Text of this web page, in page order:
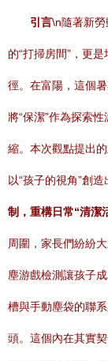
引言\n隨著新
的“打掃房間”，更
徑。在富陽，這個
將“保潔”作為探索
縮。本次觀點提出
以“孩子的視角”創
制，重構日常“清潔
周圍，家長們紛紛
塵游戲檢測讓孩子
槽與手動塵袋的聯
頭。這個內在其實